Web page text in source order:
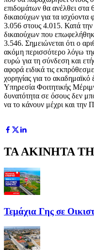
επιδομάτων θα ανέλθει στα
δικαιούχων για τα ισχύοντα
3.056 στους 4.015. Κατά την
δικαιούχων που
3.546. Σημειώνεται ότι ο
ακόμη περισσότερο λόγω
ευρώ για τη σύνδεση και
αφορά ειδικά τις
χορηγίας για το
Υπηρεσία Φοιτητικής
δυνατότητα σε όσους δεν
να το κάνουν μέχρι και
ΤΑ ΑΚΙΝΗΤΑ
Τεμάχια Γης σε